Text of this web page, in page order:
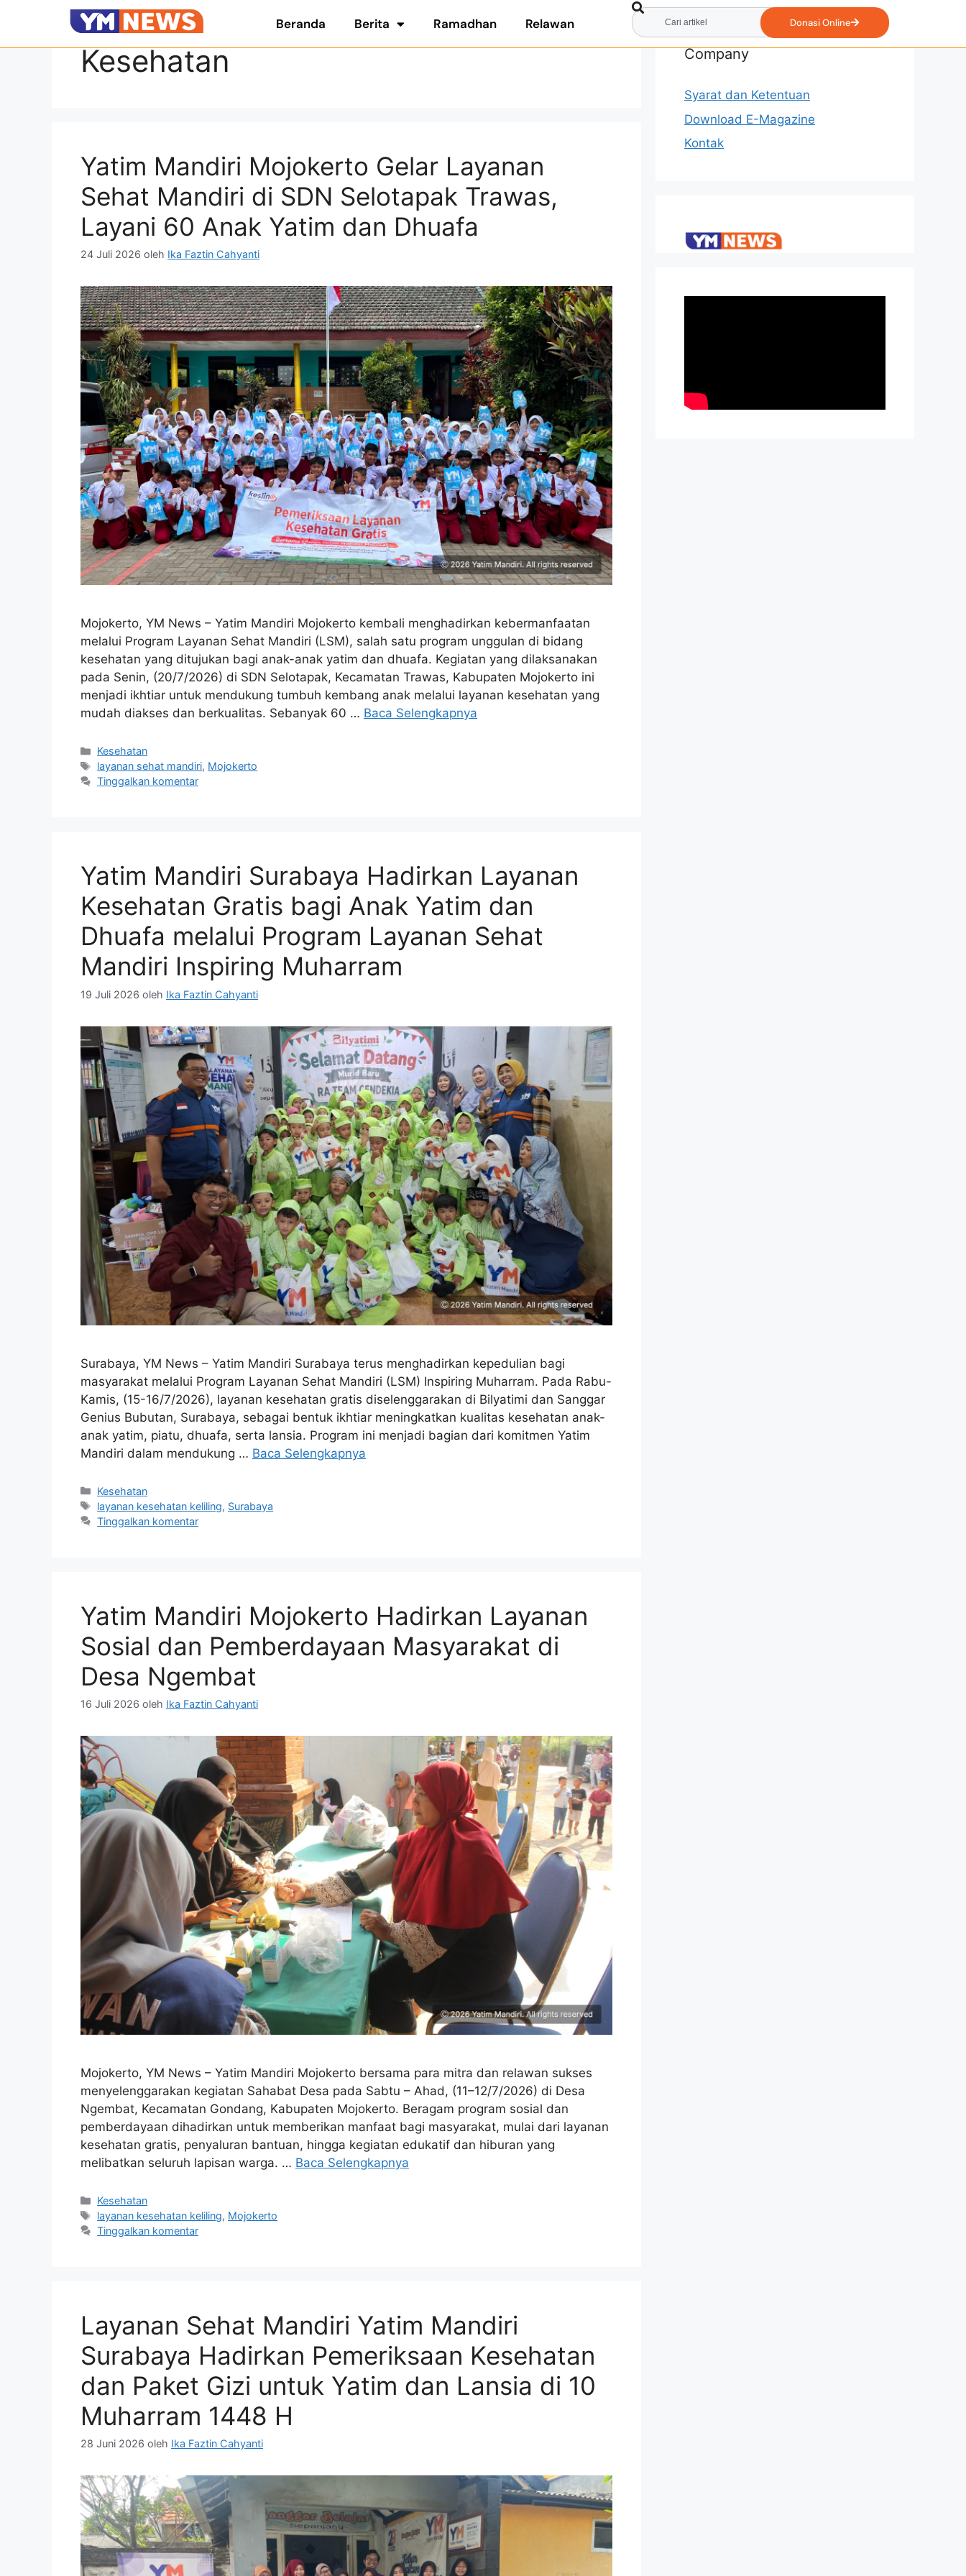
Beranda Berita Ramadhan Relawan Donasi Online
Kesehatan
Yatim Mandiri Mojokerto Gelar Layanan
Sehat Mandiri di SDN Selotapak Trawas,
Layani 60 Anak Yatim dan Dhuafa
24 Juli 2026 oleh Ika Faztin Cahyanti
Mojokerto, YM News – Yatim Mandiri Mojokerto kembali menghadirkan kebermanfaatan
melalui Program Layanan Sehat Mandiri (LSM), salah satu program unggulan di bidang
kesehatan yang ditujukan bagi anak-anak yatim dan dhuafa. Kegiatan yang dilaksanakan
pada Senin, (20/7/2026) di SDN Selotapak, Kecamatan Trawas, Kabupaten Mojokerto ini
menjadi ikhtiar untuk mendukung tumbuh kembang anak melalui layanan kesehatan yang
mudah diakses dan berkualitas. Sebanyak 60 … Baca Selengkapnya
Kesehatan
layanan sehat mandiri, Mojokerto
Tinggalkan komentar
Yatim Mandiri Surabaya Hadirkan Layanan
Kesehatan Gratis bagi Anak Yatim dan
Dhuafa melalui Program Layanan Sehat
Mandiri Inspiring Muharram
19 Juli 2026 oleh Ika Faztin Cahyanti
Surabaya, YM News – Yatim Mandiri Surabaya terus menghadirkan kepedulian bagi
masyarakat melalui Program Layanan Sehat Mandiri (LSM) Inspiring Muharram. Pada Rabu-
Kamis, (15-16/7/2026), layanan kesehatan gratis diselenggarakan di Bilyatimi dan Sanggar
Genius Bubutan, Surabaya, sebagai bentuk ikhtiar meningkatkan kualitas kesehatan anak-
anak yatim, piatu, dhuafa, serta lansia. Program ini menjadi bagian dari komitmen Yatim
Mandiri dalam mendukung … Baca Selengkapnya
Kesehatan
layanan kesehatan keliling, Surabaya
Tinggalkan komentar
Yatim Mandiri Mojokerto Hadirkan Layanan
Sosial dan Pemberdayaan Masyarakat di
Desa Ngembat
16 Juli 2026 oleh Ika Faztin Cahyanti
Mojokerto, YM News – Yatim Mandiri Mojokerto bersama para mitra dan relawan sukses
menyelenggarakan kegiatan Sahabat Desa pada Sabtu – Ahad, (11–12/7/2026) di Desa
Ngembat, Kecamatan Gondang, Kabupaten Mojokerto. Beragam program sosial dan
pemberdayaan dihadirkan untuk memberikan manfaat bagi masyarakat, mulai dari layanan
kesehatan gratis, penyaluran bantuan, hingga kegiatan edukatif dan hiburan yang
melibatkan seluruh lapisan warga. … Baca Selengkapnya
Kesehatan
layanan kesehatan keliling, Mojokerto
Tinggalkan komentar
Layanan Sehat Mandiri Yatim Mandiri
Surabaya Hadirkan Pemeriksaan Kesehatan
dan Paket Gizi untuk Yatim dan Lansia di 10
Muharram 1448 H
28 Juni 2026 oleh Ika Faztin Cahyanti
Company
Syarat dan Ketentuan
Download E-Magazine
Kontak